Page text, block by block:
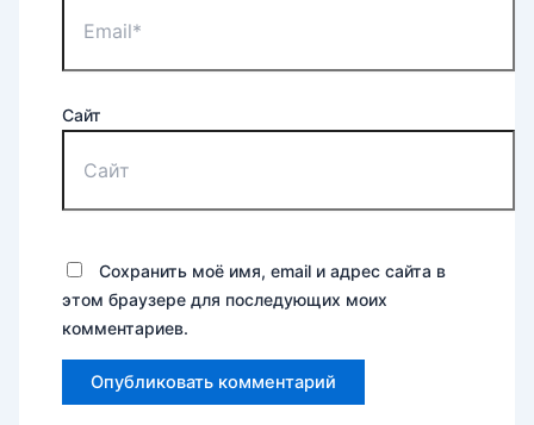
Сайт
Сохранить моё имя, email и адрес сайта в
этом браузере для последующих моих
комментариев.